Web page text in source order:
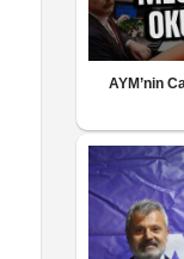
AYM’nin